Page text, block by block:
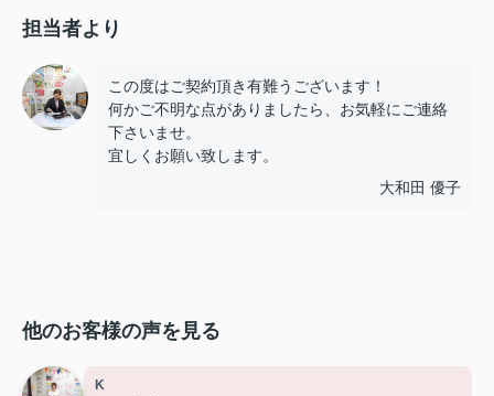
担当者より
この度はご契約頂き有難うございます！
何かご不明な点がありましたら、お気軽にご連絡
下さいませ。
宜しくお願い致します。
大和田 優子
他のお客様の声を見る
K